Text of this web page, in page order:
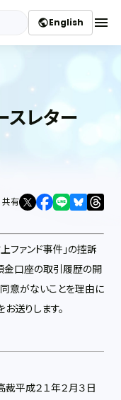
publicEnglish menu
レター
共有
ファンド事件」の控訴
金口座の取引履歴の開
意がないことを理由に
送りします。
平成２１年２月３日